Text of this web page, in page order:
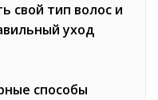
свой тип волос и
уход
способы